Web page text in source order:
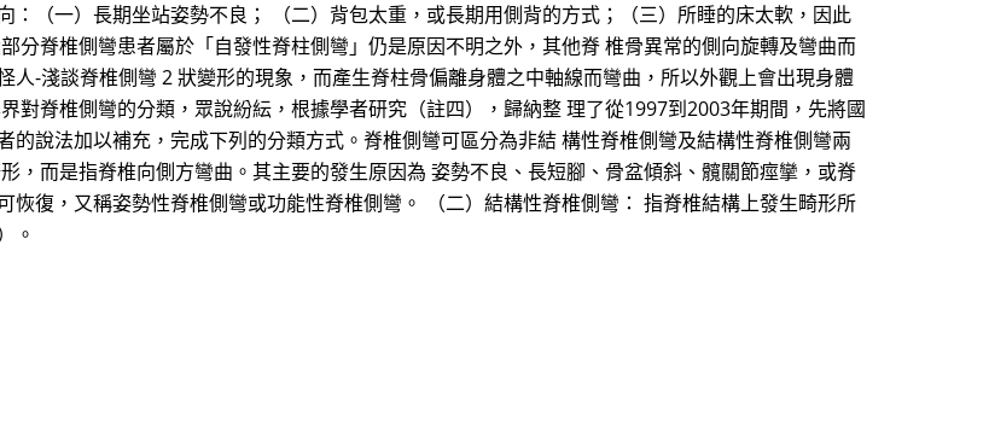
（一）長期坐站姿勢不良； （二）背包太重，或長期用側背的方式；（三）所睡的床太軟，因此
分脊椎側彎患者屬於「自發性脊柱側彎」仍是原因不明之外，其他脊 椎骨異常的側向旋轉及彎曲而
-淺談脊椎側彎 2 狀變形的現象，而產生脊柱骨偏離身體之中軸線而彎曲，所以外觀上會出現身體
對脊椎側彎的分類，眾說紛紜，根據學者研究（註四），歸納整 理了從1997到2003年期間，先將國
說法加以補充，完成下列的分類方式。脊椎側彎可區分為非結 構性脊椎側彎及結構性脊椎側彎兩
，而是指脊椎向側方彎曲。其主要的發生原因為 姿勢不良、長短腳、骨盆傾斜、髖關節痙攣，或脊
復，又稱姿勢性脊椎側彎或功能性脊椎側彎。 （二）結構性脊椎側彎： 指脊椎結構上發生畸形所
。